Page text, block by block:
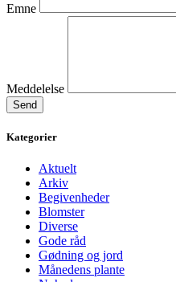
Emne
Meddelelse
Send
Kategorier
Aktuelt
Arkiv
Begivenheder
Blomster
Diverse
Gode råd
Gødning og jord
Månedens plante